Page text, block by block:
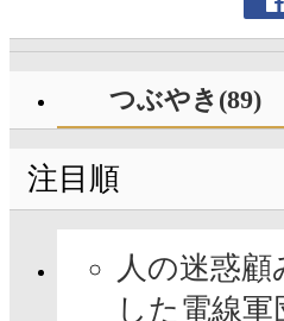
つぶやき(89)
注目順
人の迷惑顧
した電線軍